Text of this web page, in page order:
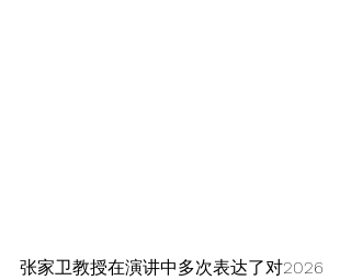
张家卫教授在演讲中多次表达了对2026